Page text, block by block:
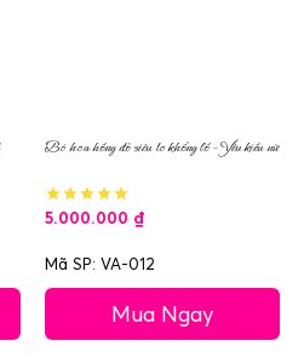
Bó hoa hồng đỏ siêu to khổng lồ – Yêu kiều nữ
5.000.000 ₫
Mã SP: VA-012
Mua Ngay